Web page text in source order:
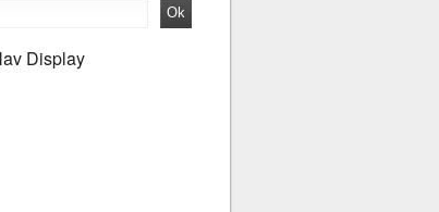
Display